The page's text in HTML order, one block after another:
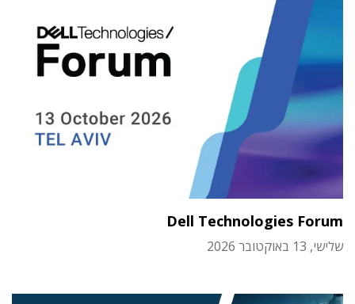
Dell Technologies Forum
שלישי, 13 באוקטובר 2026